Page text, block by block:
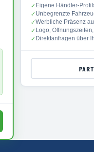
✓ Eigene Händler-
✓ Unbegrenzte
✓Werbliche Präsenz
✓ Logo,
✓ Direktanfragen über